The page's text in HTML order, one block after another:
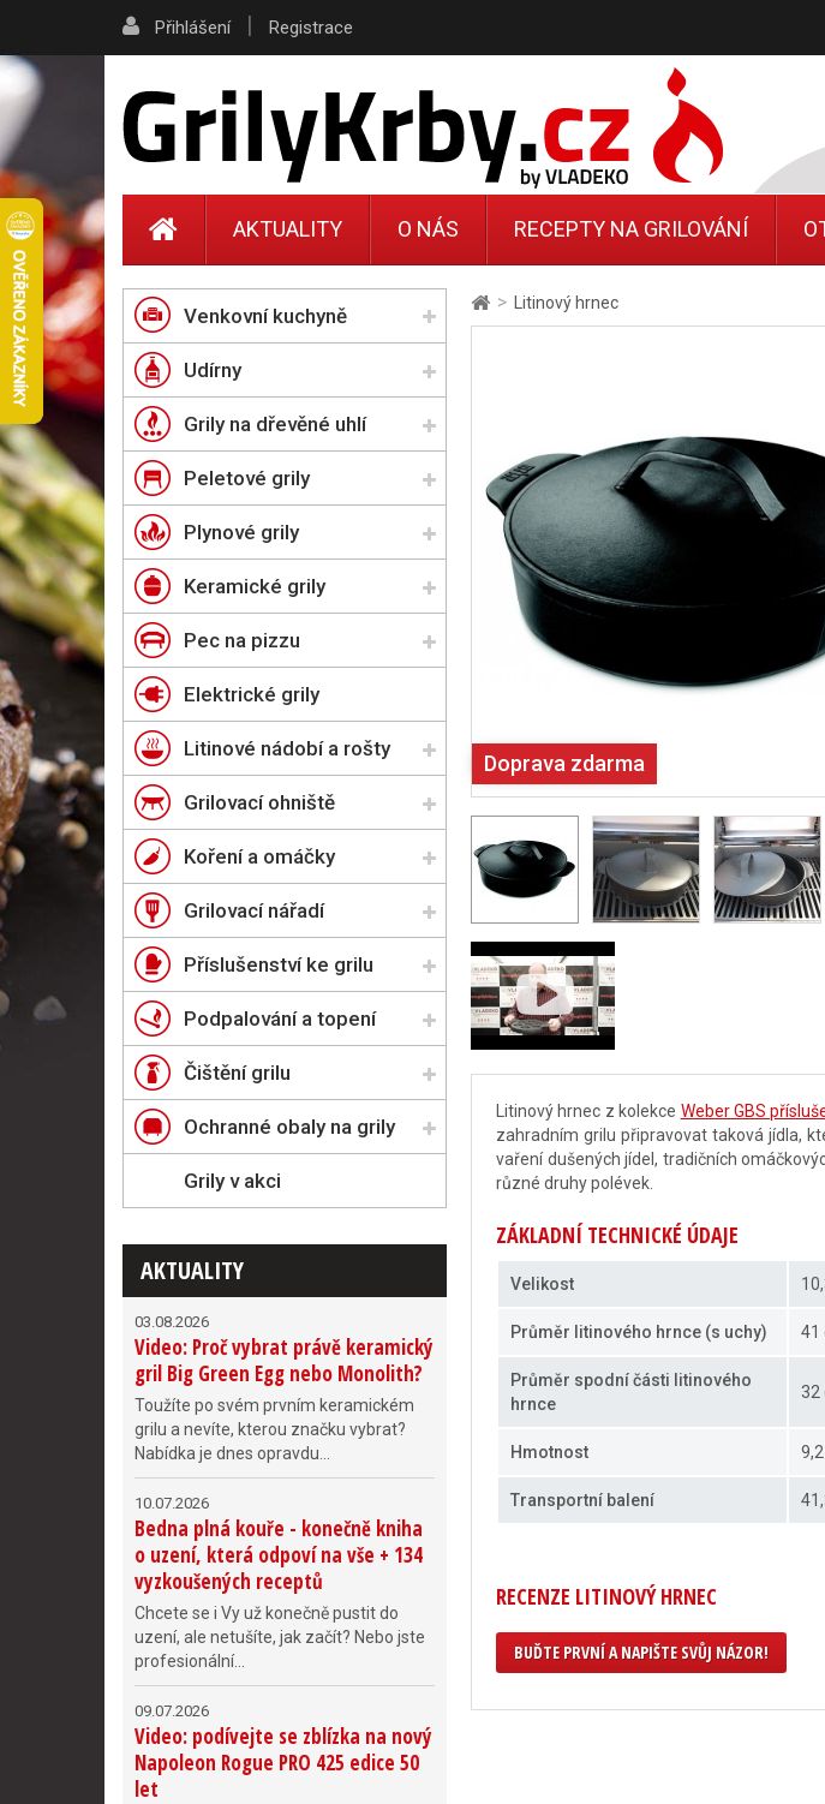
> Litinový hrnec
Doprava zdarma
Litinový hrnec z kolekce Weber GBS
zahradním grilu připravovat taková jídla,
vaření dušených jídel, tradičních
různé druhy polévek.
ZÁKLADNÍ TECHNICKÉ ÚDAJE
Velikost
Průměr litinového hrnce (s uchy) 41
Průměr spodní části litinového
hrnce
32
Hmotnost
Transportní balení
RECENZE LITINOVÝ HRNEC
BUĎTE PRVNÍ A NAPIŠTE SVŮJ NÁZOR!
Venkovní kuchyně
Udírny
Grily na dřevěné uhlí
Peletové grily
Plynové grily
Keramické grily
Pec na pizzu
Elektrické grily
Litinové nádobí a rošty
Grilovací ohniště
Koření a omáčky
Grilovací nářadí
Příslušenství ke grilu
Podpalování a topení
Čištění grilu
Ochranné obaly na grily
Grily v akci
AKTUALITY
03.08.2026
Video: Proč vybrat právě keramický
gril Big Green Egg nebo Monolith?
Toužíte po svém prvním keramickém
grilu a nevíte, kterou značku vybrat?
Nabídka je dnes opravdu...
10.07.2026
Bedna plná kouře - konečně kniha
o uzení, která odpoví na vše + 134
vyzkoušených receptů
Chcete se i Vy už konečně pustit do
uzení, ale netušíte, jak začít? Nebo jste
profesionální...
09.07.2026
Video: podívejte se zblízka na nový
Napoleon Rogue PRO 425 edice 50
let
Přihlášení | Registrace
AKTUALITY O NÁS RECEPTY NA GRILOVÁNÍ